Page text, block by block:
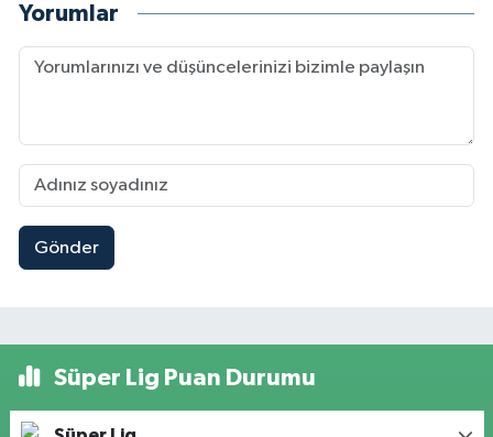
Yorumlar
Gönder
Süper Lig Puan Durumu